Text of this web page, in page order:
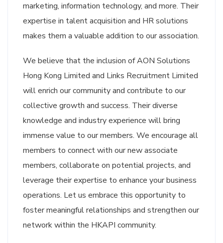
marketing, information technology, and more. Their
expertise in talent acquisition and HR solutions
makes them a valuable addition to our association.
We believe that the inclusion of AON Solutions
Hong Kong Limited and Links Recruitment Limited
will enrich our community and contribute to our
collective growth and success. Their diverse
knowledge and industry experience will bring
immense value to our members. We encourage all
members to connect with our new associate
members, collaborate on potential projects, and
leverage their expertise to enhance your business
operations. Let us embrace this opportunity to
foster meaningful relationships and strengthen our
network within the HKAPI community.